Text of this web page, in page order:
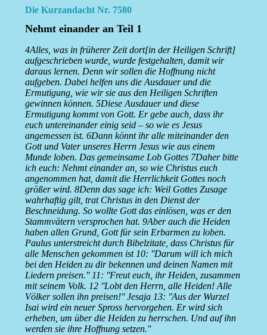
Die Kurzandacht Nr. 7580
Nehmt einander an Teil 1
4Alles, was in früherer Zeit dort[in der Heiligen Schrift]
aufgeschrieben wurde, wurde festgehalten, damit wir
daraus lernen. Denn wir sollen die Hoffnung nicht
aufgeben. Dabei helfen uns die Ausdauer und die
Ermutigung, wie wir sie aus den Heiligen Schriften
gewinnen können. 5Diese Ausdauer und diese
Ermutigung kommt von Gott. Er gebe auch, dass ihr
euch untereinander einig seid – so wie es Jesus
angemessen ist. 6Dann könnt ihr alle miteinander den
Gott und Vater unseres Herrn Jesus wie aus einem
Munde loben. Das gemeinsame Lob Gottes 7Daher bitte
ich euch: Nehmt einander an, so wie Christus euch
angenommen hat, damit die Herrlichkeit Gottes noch
größer wird. 8Denn das sage ich: Weil Gottes Zusage
wahrhaftig gilt, trat Christus in den Dienst der
Beschneidung. So wollte Gott das einlösen, was er den
Stammvätern versprochen hat. 9Aber auch die Heiden
haben allen Grund, Gott für sein Erbarmen zu loben.
Paulus unterstreicht durch Bibelzitate, dass Christus für
alle Menschen gekommen ist 10: ''Darum will ich mich
bei den Heiden zu dir bekennen und deinen Namen mit
Liedern preisen.'' 11: ''Freut euch, ihr Heiden, zusammen
mit seinem Volk. 12 ''Lobt den Herrn, alle Heiden! Alle
Völker sollen ihn preisen!'' Jesaja 13: ''Aus der Wurzel
Isai wird ein neuer Spross hervorgehen. Er wird sich
erheben, um über die Heiden zu herrschen. Und auf ihn
werden sie ihre Hoffnung setzen.''